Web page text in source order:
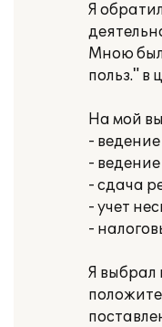
Я
Мною
польз." в
На мой
-
-
- сдача
- учет
-
Я